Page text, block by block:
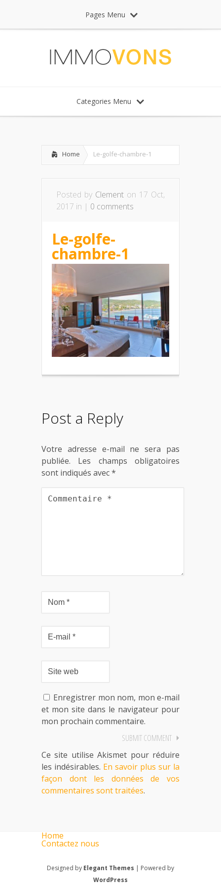
Pages Menu
Categories Menu
Home Le-golfe-chambre-1
Posted by Clement on 17 Oct,
2017 in | 0 comments
Le-golfe-
chambre-1
Post a Reply
Votre adresse e-mail ne sera pas
publiée.
Les champs obligatoires
sont indiqués avec*
Enregistrer mon nom, mon e-mail
et mon site dans le navigateur pour
mon prochain commentaire.
Ce site utilise Akismet pour réduire
les indésirables. En savoir plus sur la
façon dont les données de vos
commentaires sont traitées.
Home
Contactez nous
Designed by Elegant Themes | Powered by
WordPress